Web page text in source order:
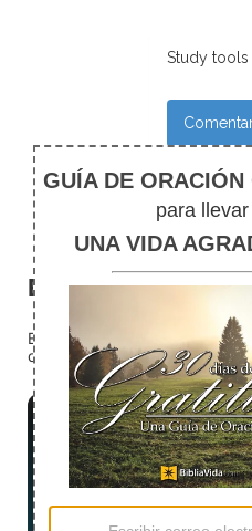
Study tools
El silencio
En medio del ruido, Dios nos
detente (quédate quieto) Dios